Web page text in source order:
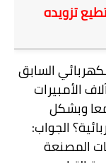
تزويده
السابق
الأمبيرات
وبشكل
الجواب:
المصنعة